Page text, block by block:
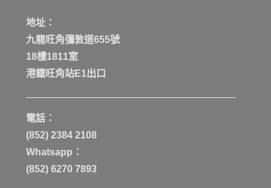
地址：
九龍旺角彌敦道655號
18樓1811室
港鐡旺角站E1出口
電話：
(852) 2384 2108
Whatsapp：
(852) 6270 7893